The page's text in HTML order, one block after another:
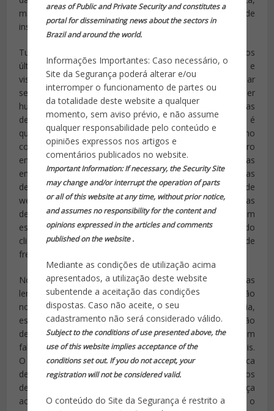
areas of Public and Private Security and constitutes a
portal for disseminating news about the sectors in
Brazil and around the world.
Informações Importantes: Caso necessário, o
Site da Segurança poderá alterar e/ou
interromper o funcionamento de partes ou
da totalidade deste website a qualquer
momento, sem aviso prévio, e não assume
qualquer responsabilidade pelo conteúdo e
opiniões expressos nos artigos e
comentários publicados no website.
Important Information: If necessary, the Security Site
may change and/or interrupt the operation of parts
or all of this website at any time, without prior notice,
and assumes no responsibility for the content and
opinions expressed in the articles and comments
published on the website .
Mediante as condições de utilização acima
apresentados, a utilização deste website
subentende a aceitação das condições
dispostas. Caso não aceite, o seu
cadastramento não será considerado válido.
Subject to the conditions of use presented above, the
use of this website implies acceptance of the
conditions set out. If you do not accept, your
registration will not be considered valid.
O conteúdo do Site da Segurança é restrito a
mas poucos clientes vão perdoar um estado de
insensibilidade ou falta de cuidado e atenção.
Turismo É uma experiência orientada para o cliente. Nos
últimos poucos anos muitos centros de turismo e
visitantes têm trabalhado duro com o objetivo de guiar
seus clientes a partir de experiências centradas no ser
humano para experiências virtuais / online / experiências
de páginas da web. A lógica por trás deste movimento é
que eles terão grandes corporações: como
companhias aéreas uma grande quantidade de dinheiro
em salários sendo criados…. O risco que estas
empresas terão de considerar é que os turistas
desenvolvem relacionamentos com as pessoas em vez de
web sites. Quando o turismo e as empresas
de viagens conduzirem as pessoas para sites, eles devem
estar prontos para aceitar que a fidelidade do
cliente diminuirá e as ações de seu pessoal da linha de
frente se tornarão ainda mais importantes.
Nós podemos falar sobre educar os nossos clientes, mas
lembre-se que eles não são nossos estudantes, são
nossos clientes. Com demasiada frequência,
especialmente em visitas guiadas, temos a falsa noção
de que nossos clientes são nossos alunos. Guias precisam
falar menos e permitir os visitantes a experimentar mais.
O adulto médio, em turnê, para de ouvir depois de cerca
de 5-7 minutos. De uma maneira semelhante muitos
departamentos de polícia e organizações de segurança
acreditam erroneamente que eles podem educar o